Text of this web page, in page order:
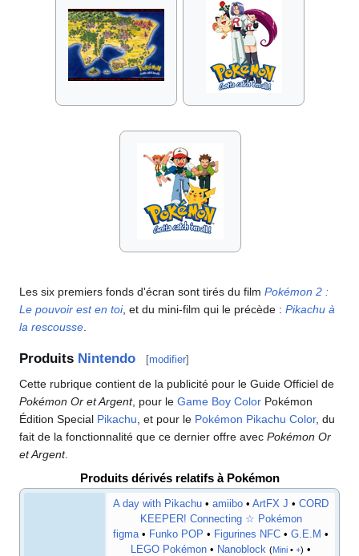
Les six premiers fonds d'écran sont tirés du film Pokémon 2 :
Le pouvoir est en toi, et du mini-film qui le précède : Pikachu à
la rescousse.
Produits Nintendo [modifier]
Cette rubrique contient de la publicité pour le Guide Officiel de
Pokémon Or et Argent, pour le Game Boy Color Pokémon
Édition Special Pikachu , et pour le Pokémon Pikachu Color, du
fait de la fonctionnalité que ce dernier offre avec Pokémon Or
et Argent.
Produits dérivés relatifs à Pokémon
A day with Pikachu • amiibo • ArtFX J • CORD
KEEPER! Connecting ☆ Pokémon
figma • Funko POP • Figurines NFC • G.E.M •
LEGO Pokémon • Nanoblock (Mini • +) •